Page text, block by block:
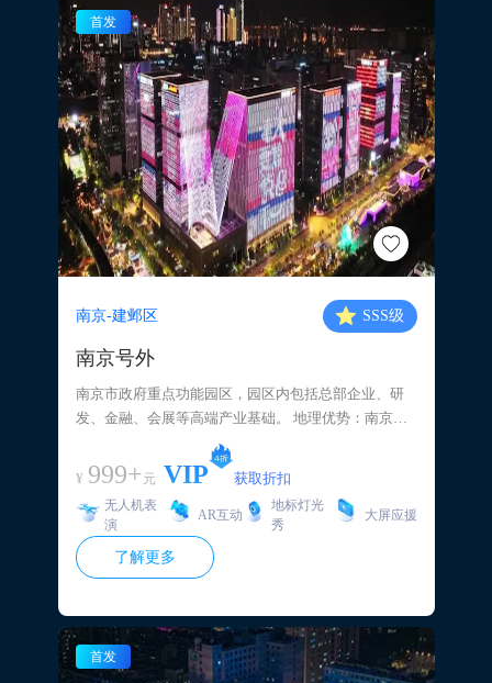
首发
南京-建邺区 SSS级
南京号外
南京市政府重点功能园区，园区内包括总部企业、研
发、金融、会展等高端产业基础。 地理优势：南京重
要交通枢纽，城市快速路、主干道、绕城公路交汇
点，合肥、“芜湖、马鞍山进出南京主要通路建邺商务
区、”雨花区软件园通勤道路。 覆盖优势：2023年竣
工，由南京照明集团（前南京市路灯管理处）建管养
一体化运营，南京市景观亮化控平台，75万套各类LD
灯，声光电立体融合，设施完好率99%： 品牌优势：
¥ 999+元 VIP 获取折扣
无人机表
演
AR互动
地标灯光
秀
大屏应援
了解更多
首发